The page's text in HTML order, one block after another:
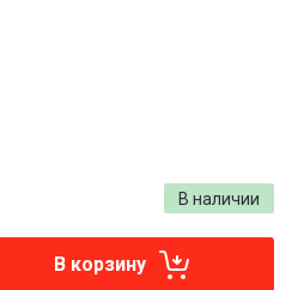
В наличии
В корзину